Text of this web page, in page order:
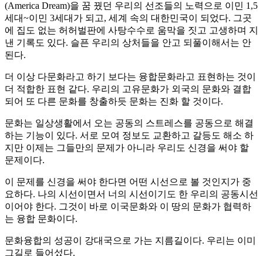
(America Dream)을 꿈 꿨던 우리의 선조들의 노력으로 이민 1,5
세대~이민 3세대가 되고, 세계 속의 대한민국이 되었다. 그곳
에 집도 없는 허허벌판에 사탕수수로 움막을 짓고 고생하며 지
낸 기록도 있다. 슬픈 우리의 상처들을 안고 되풀이해서는 안
된다.
더 이상 다문화라고 하기 보다는 융합문화라고 표현하는 것이
더 적합한 표현 같다. 우리의 고유문화가 외국의 문화와 결합
되어 또 다른 문화를 창출하듯 문화는 진화 할 것이다.
문화는 일상생활에서 오는 공동의 스트레스를 공동으로 해결
하는 기능이 있다. 서로 모여 정보도 교환하고 갈등도 해소 하
지만 이제는 그들만의 문제가 아니라 우리도 신경을 써야 할
문제이다.
이 문제를 신경을 써야 한다면 어떤 시선으로 볼 것인지가 중
요하다. 나의 시선이면서 너의 시선이기도 한 우리의 공동시선
이어야 한다. 그것이 바로 이국문화와 이 땅의 문화가 협력하
는 융합 문화이다.
문화융합의 성공이 강대국으로 가는 지름길이다. 우리는 이미
그길로 들어섰다.